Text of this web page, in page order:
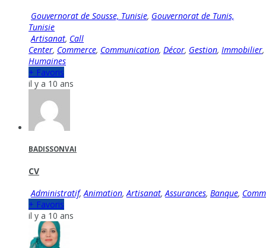
Gouvernorat de Sousse, Tunisie, Gouvernorat de Tunis,
Tunisie
Artisanat, Call
Center, Commerce, Communication, Décor, Gestion, Immobilier,
Humaines
+ Favoris
il y a 10 ans
BADISSONVAI
CV
Administratif,Animation,Artisanat,Assurances, Banque,
+ Favoris
il y a 10 ans